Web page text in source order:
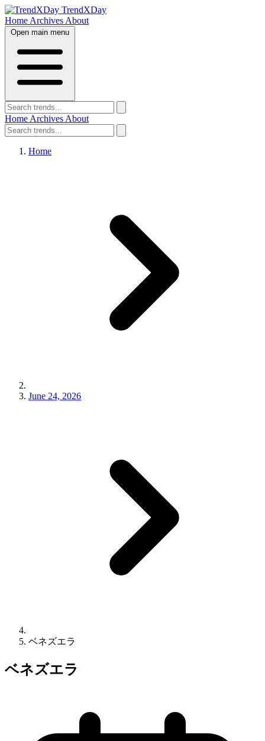
TrendXDay
Home Archives About
Open main menu
Home Archives About
Home
June 24, 2026
ベネズエラ
ベネズエラ